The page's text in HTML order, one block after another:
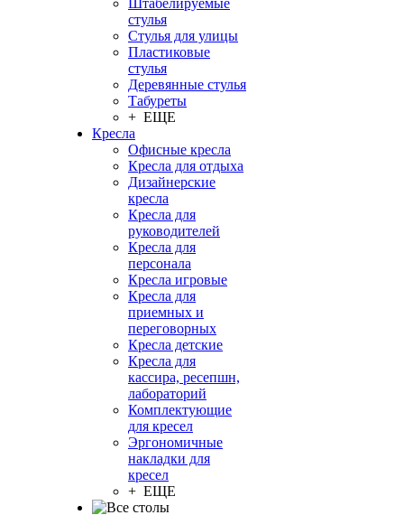
Штабелируемые
стулья
Стулья для улицы
Пластиковые
стулья
Деревянные стулья
Табуреты
+ ЕЩЕ
Кресла
Офисные кресла
Кресла для отдыха
Дизайнерские
кресла
Кресла для
руководителей
Кресла для
персонала
Кресла игровые
Кресла для
приемных и
переговорных
Кресла детские
Кресла для
кассира, ресепшн,
лабораторий
Комплектующие
для кресел
Эргономичные
накладки для
кресел
+ ЕЩЕ